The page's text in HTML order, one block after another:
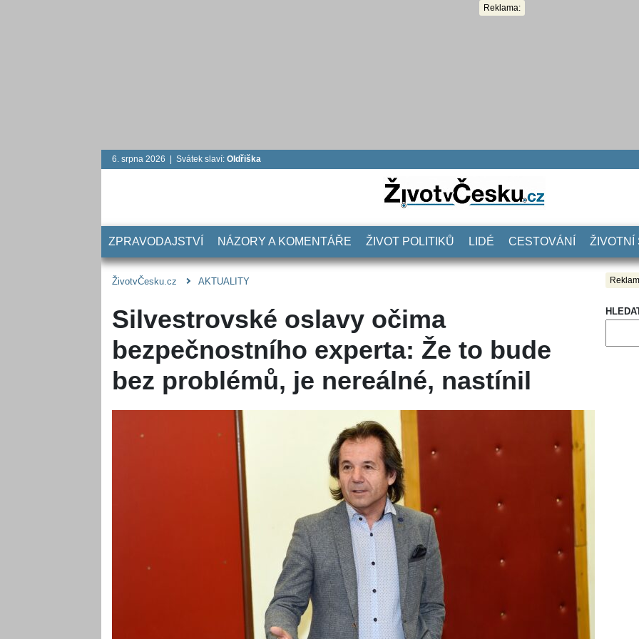
Reklama:
6. srpna 2026 | Svátek slaví: Oldřiška
ZPRAVODAJSTVÍ NÁZORY A KOMENTÁŘE ŽIVOT POLITIKŮ LIDÉ CESTOVÁNÍ ŽIVOTNÍ
ŽivotvČesku.cz AKTUALITY
Silvestrovské oslavy očima
bezpečnostního experta: Že to bude
bez problémů, je nereálné, nastínil